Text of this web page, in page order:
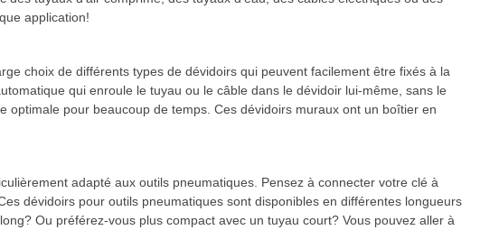
application!
choix de différents types de dévidoirs qui peuvent facilement être fixés à la
qui enroule le tuyau ou le câble dans le dévidoir lui-même, sans le
pour beaucoup de temps. Ces dévidoirs muraux ont un boîtier en
adapté aux outils pneumatiques. Pensez à connecter votre clé à
dévidoirs pour outils pneumatiques sont disponibles en différentes longueurs
Ou préférez-vous plus compact avec un tuyau court? Vous pouvez aller à